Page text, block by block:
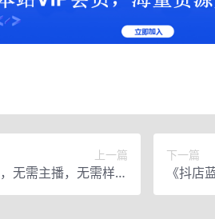
上一篇
无需主播，无需样品
一台手机就能赚钱
下一篇
《抖店
可以赚